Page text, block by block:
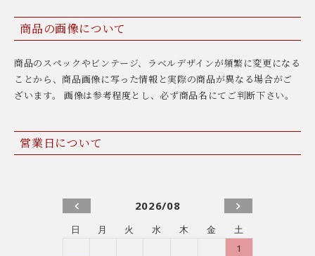
商品の画像について
商品のスペックやビンテージ、ラベルデザインが頻繁に変更になる
ことから、商品画像に写った情報と実際の商品が異なる場合がご
ざいます。 画像は参考程度とし、必ず商品名にてご判断下さい。
営業日について
2026/08
日 月 火 水 木 金
土
1